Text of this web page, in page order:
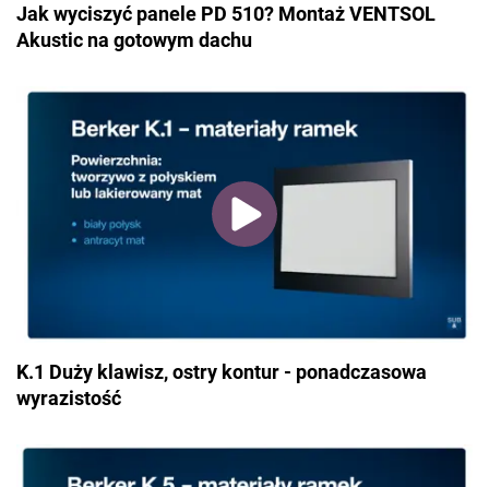
Jak wyciszyć panele PD 510? Montaż VENTSOL
Akustic na gotowym dachu
K.1 Duży klawisz, ostry kontur - ponadczasowa
wyrazistość